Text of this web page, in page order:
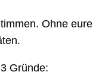
Ohne eure
Gründe: